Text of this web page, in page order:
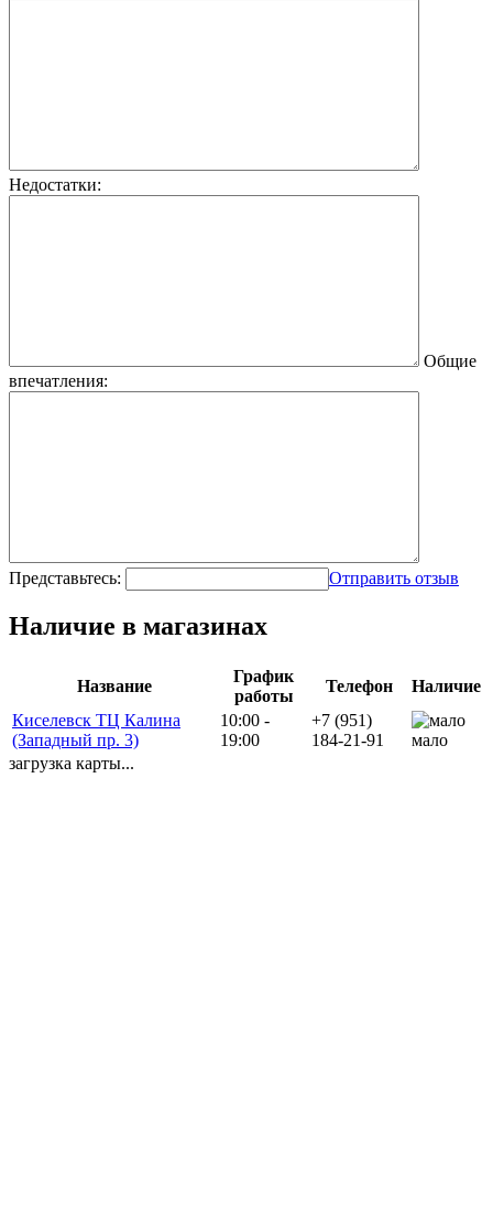
Недостатки:
Общие
впечатления:
Представьтесь: Отправить отзыв
Наличие в магазинах
Название
График
работы
Телефон
Наличие
Киселевск ТЦ Калина
(Западный пр. 3)
10:00 -
19:00
+7 (951)
184-21-91
мало
загрузка карты...